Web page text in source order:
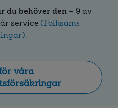
du behöver den – 9 av
service (Folksams
våra